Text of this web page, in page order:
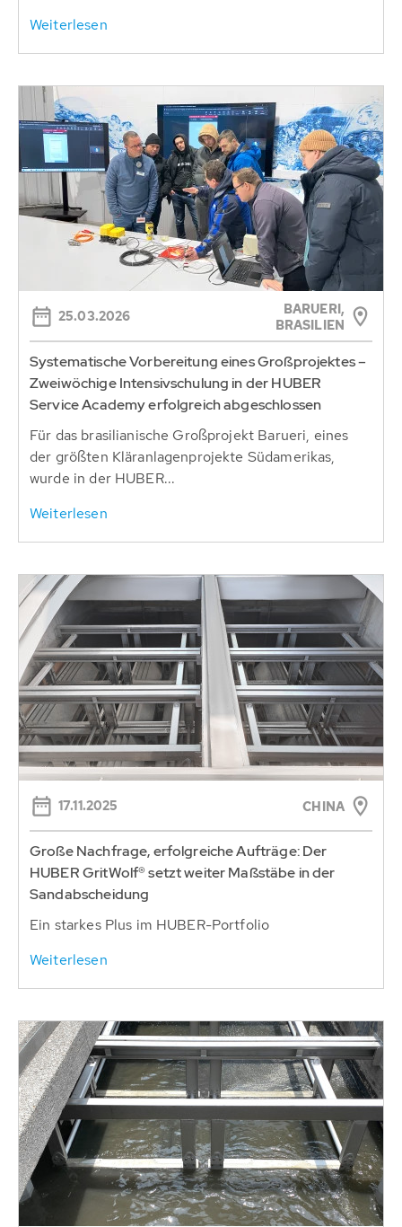
Weiterlesen
25.03.2026
BARUERI,
BRASILIEN
Systematische Vorbereitung eines Großprojektes –
Zweiwöchige Intensivschulung in der HUBER
Service Academy erfolgreich abgeschlossen
Für das brasilianische Großprojekt Barueri, eines
der größten Kläranlagenprojekte Südamerikas,
wurde in der HUBER...
Weiterlesen
17.11.2025 CHINA
Große Nachfrage, erfolgreiche Aufträge: Der
HUBER GritWolf® setzt weiter Maßstäbe in der
Sandabscheidung
Ein starkes Plus im HUBER-Portfolio
Weiterlesen